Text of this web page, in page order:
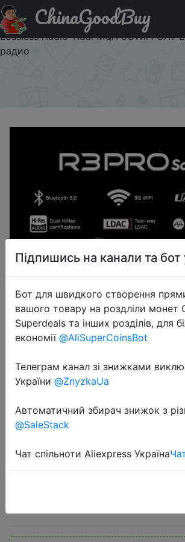
Код на знижку $30/$30 HiBy R3Pro
Streaming Bluetooth MP3
Lossless Audio Tidal MQA 5GWiFi UAT
радио
ChinaGoodBuy
2022-05-21
HiBy R3Pro Saber Network
Streaming Bluetooth MP3
музыкальный плеер
UAT LDAC DSD256 веб-
Підпишись на канали та бот
Бот для швидкого створення
вашого товару на роздліли монет
Superdeals та інших розділів, для
економії @AliSuperCoinsBot
Телеграм канал зі знижками
України @ZnyzkaUa
Автоматичний збирач знижок з
@SaleStack
Чат спільноти Aliexpress Україна